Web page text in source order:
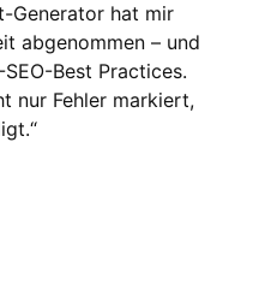
Generator hat mir
abgenommen – und
Best Practices.
nur Fehler markiert,